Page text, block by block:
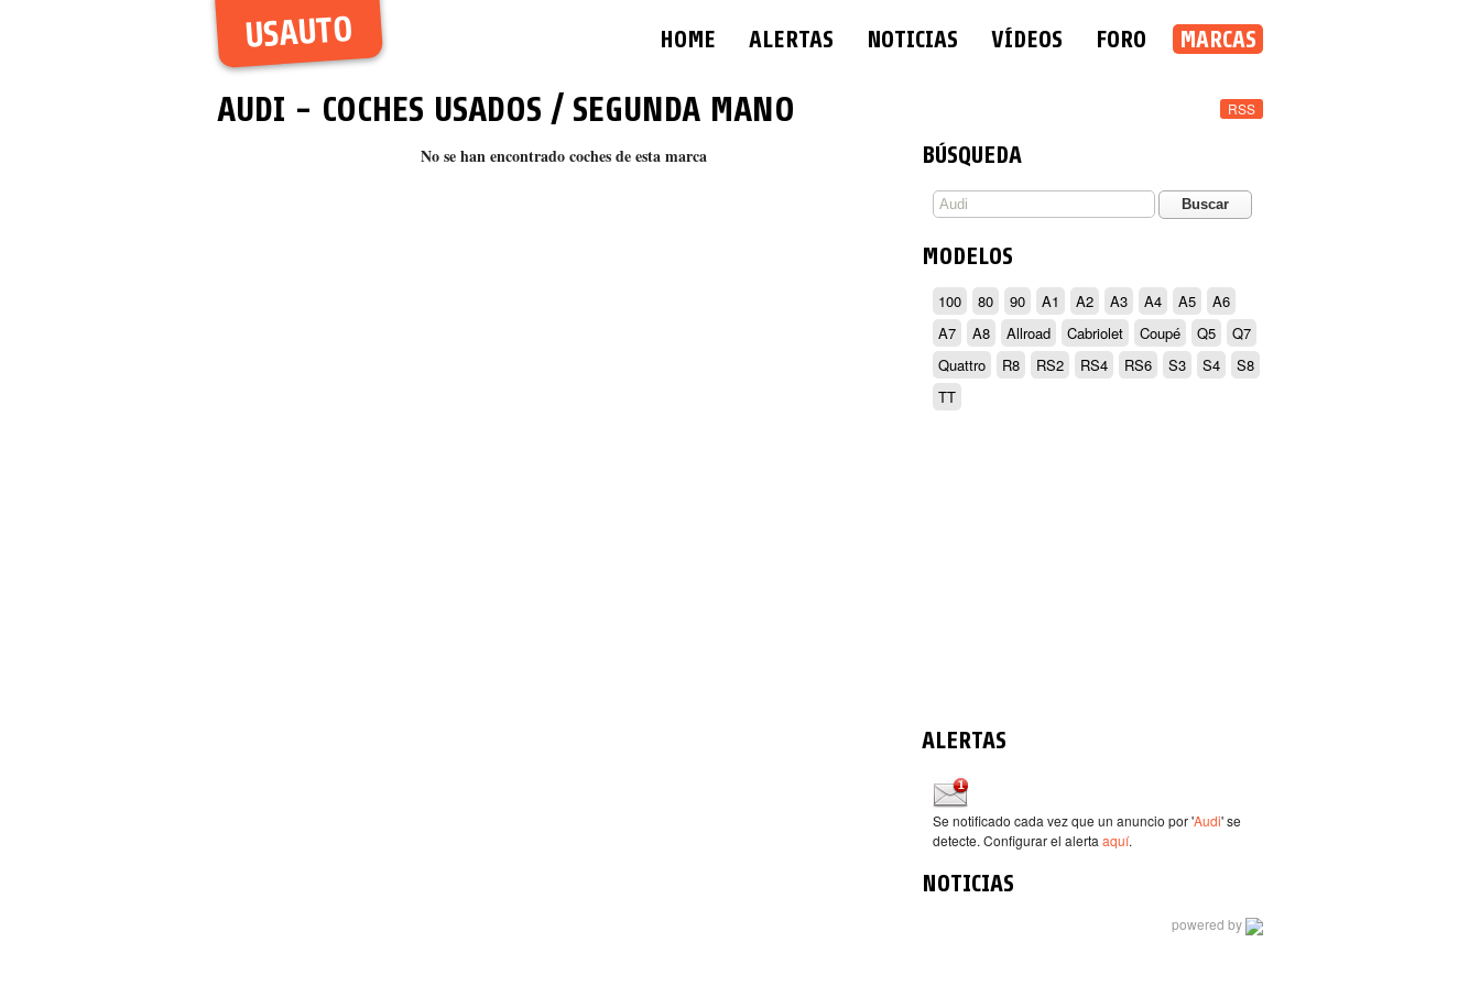
USAUTO HOME ALERTAS NOTICIAS VÍDEOS FORO MARCAS
RSS
AUDI - COCHES USADOS / SEGUNDA MANO
No se han encontrado coches de esta marca BÚSQUEDA
MODELOS
100 80 90 A1 A2 A3 A4 A5
A6
A7
A8 Allroad Cabriolet Coupé Q5
Q7
Quattro
R8 RS2 RS4 RS6 S3 S4
S8
TT
ALERTAS
Se notificado cada vez que un anuncio por 'Audi' se
detecte. Configurar el alerta aquí.
NOTICIAS
powered by